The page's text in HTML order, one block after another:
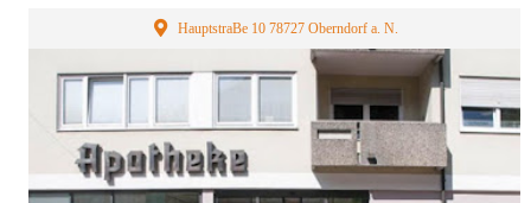
HauptstraBe 10 78727 Oberndorf a. N.